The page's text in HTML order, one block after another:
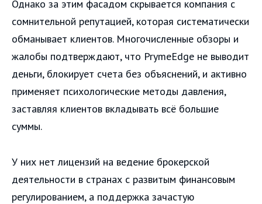
Однако за этим фасадом скрывается компания с
сомнительной репутацией, которая систематически
обманывает клиентов. Многочисленные обзоры и
жалобы подтверждают, что PrymeEdge не выводит
деньги, блокирует счета без объяснений, и активно
применяет психологические методы давления,
заставляя клиентов вкладывать всё большие
суммы.
У них нет лицензий на ведение брокерской
деятельности в странах с развитым финансовым
регулированием, а поддержка зачастую